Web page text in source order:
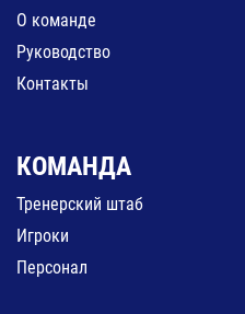
О команде
Руководство
Контакты
КОМАНДА
Тренерский штаб
Игроки
Персонал